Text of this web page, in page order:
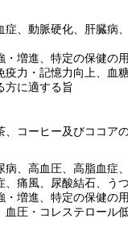
症、動脈硬化、肝臓病
・増進、特定の保健の用
疫力・記憶力向上、血
方に適する旨
コーヒー及びココアの
病、高血圧、高脂血症
、痛風、尿酸結石、う
・増進、特定の保健の用
血圧・コレステロール